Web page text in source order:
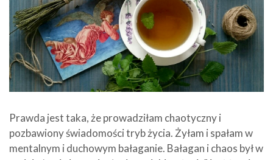
Prawda jest taka, że prowadziłam chaotyczny i
pozbawiony świadomości tryb życia. Żyłam i spałam w
mentalnym i duchowym bałaganie. Bałagan i chaos był w